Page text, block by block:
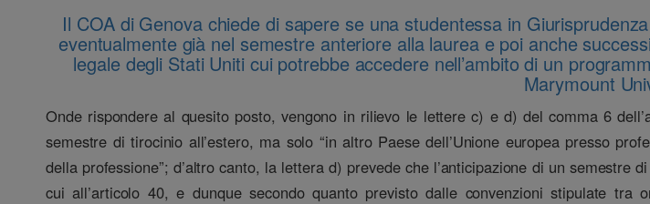
Il COA di Genova chiede di sapere se una studentessa in
eventualmente già nel semestre anteriore alla laurea e poi anche
legale degli Stati Uniti cui potrebbe accedere nell’ambito di un
Marymount
Onde rispondere al quesito posto, vengono in rilievo le lettere c) e d) del comma 6
semestre di tirocinio all’estero, ma solo “in altro Paese dell’Unione europea presso
della professione”; d’altro canto, la lettera d) prevede che l’anticipazione di un
cui all’articolo 40, e dunque secondo quanto previsto dalle convenzioni stipulate